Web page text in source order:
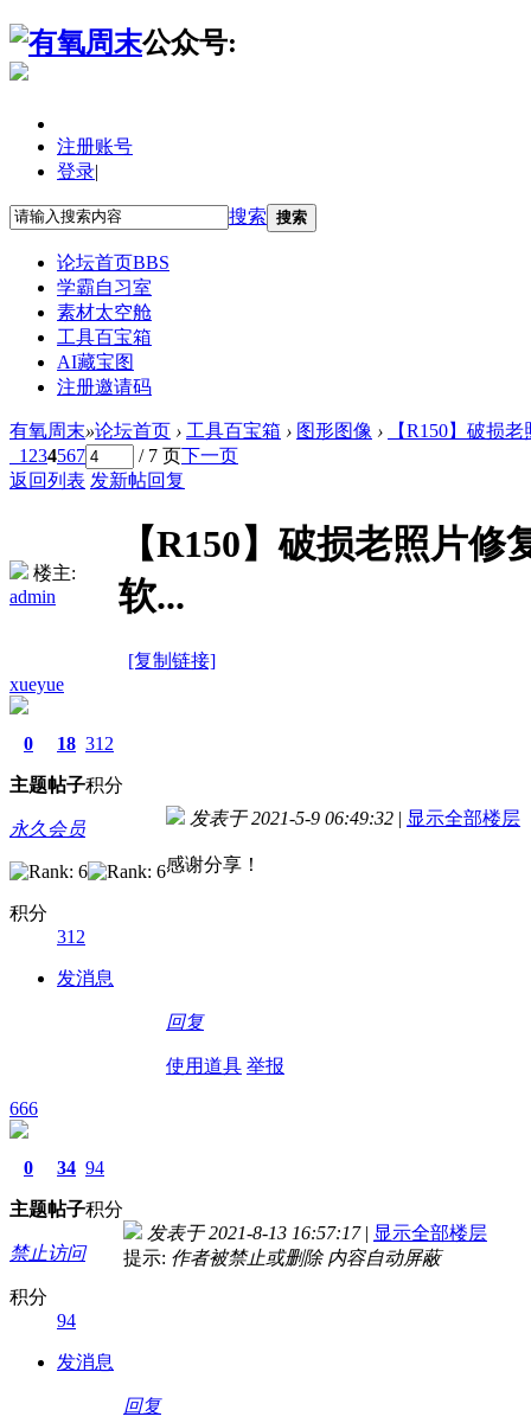
公众号:
注册账号
登录|
搜索 搜索
论坛首页BBS
学霸自习室
素材太空舱
工具百宝箱
AI藏宝图
注册邀请码
有氧周末»论坛首页 › 工具百宝箱 › 图形图像 ›
【R150】破损
1 234567 / 7 页下一页
返回列表 发新帖回复
楼主:
admin
【R150】破损老照片
软...
[复制链接]
xueyue
0
主题
18
帖子
312
积分
永久会员
积分
312
发消息
发表于 2021-5-9 06:49:32 | 显示全部楼层
感谢分享！
回复
使用道具 举报
666
0
主题
34
帖子
94
积分
禁止访问
积分
94
发消息
发表于 2021-8-13 16:57:17 | 显示全部楼层
提示: 作者被禁止或删除 内容自动屏蔽
回复